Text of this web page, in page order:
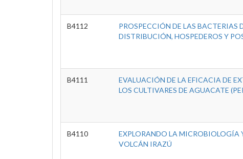
B4112
PROSPECCIÓN DE LAS BACTERIAS
DISTRIBUCIÓN, HOSPEDEROS Y
B4111
EVALUACIÓN DE LA EFICACIA DE
LOS CULTIVARES DE AGUACATE
B4110
EXPLORANDO LA MICROBIOLOGÍA
VOLCÁN IRAZÚ